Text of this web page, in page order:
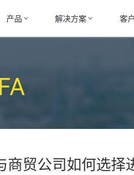
产品 解决方案 客
商贸公司如何选择